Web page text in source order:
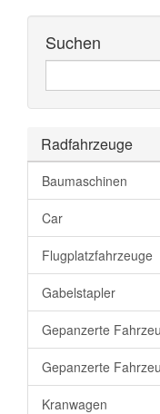
Suchen
Durchsuchen
Radfahrzeuge
Baumaschinen
Car
Flugplatzfahrzeuge
Gabelstapler
Gepanzerte
Gepanzerte
Kranwagen